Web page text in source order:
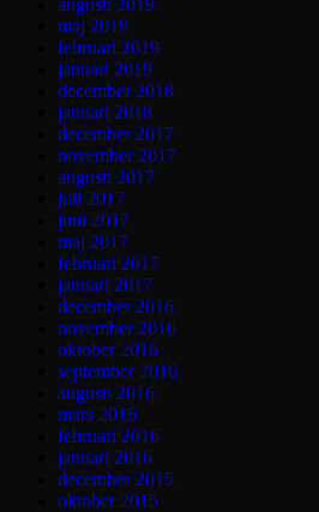
maj 2019
februari 2019
januari 2019
december 2018
januari 2018
december 2017
november 2017
augusti 2017
juli 2017
juni 2017
maj 2017
februari 2017
januari 2017
december 2016
november 2016
oktober 2016
september 2016
augusti 2016
mars 2016
februari 2016
januari 2016
december 2015
oktober 2015